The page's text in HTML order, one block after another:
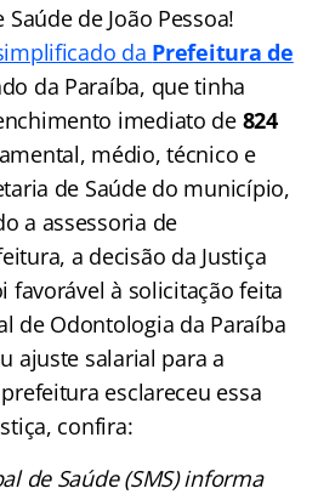
de João Pessoa!
da Prefeitura de
da Paraíba, que tinha
imediato de 824
médio, técnico e
de Saúde do município,
a assessoria de
a decisão da Justiça
favorável à solicitação feita
de Odontologia da Paraíba
ajuste salarial para a
esclareceu essa
confira:
de Saúde (SMS) informa